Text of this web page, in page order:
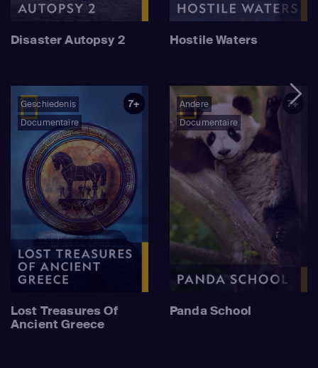
Disaster Autopsy 2 Hostile Waters
Geschiedenis
Documentaire
7+
Lost Treasures Of
Ancient Greece
Andere
Documentaire
7+
Panda School